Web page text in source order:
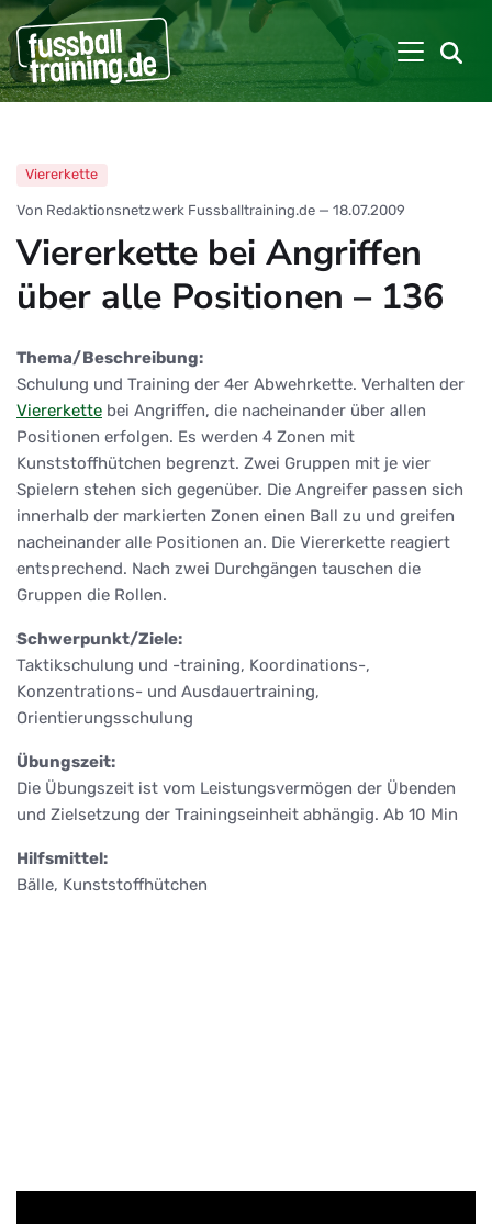
Viererkette
Von Redaktionsnetzwerk Fussballtraining.de — 18.07.2009
Viererkette bei Angriffen
über alle Positionen – 136
Thema/Beschreibung:
Schulung und Training der 4er Abwehrkette. Verhalten der
Viererkette bei Angriffen, die nacheinander über allen
Positionen erfolgen. Es werden 4 Zonen mit
Kunststoffhütchen begrenzt. Zwei Gruppen mit je vier
Spielern stehen sich gegenüber. Die Angreifer passen sich
innerhalb der markierten Zonen einen Ball zu und greifen
nacheinander alle Positionen an. Die Viererkette reagiert
entsprechend. Nach zwei Durchgängen tauschen die
Gruppen die Rollen.
Schwerpunkt/Ziele:
Taktikschulung und -training, Koordinations-,
Konzentrations- und Ausdauertraining,
Orientierungsschulung
Übungszeit:
Die Übungszeit ist vom Leistungsvermögen der Übenden
und Zielsetzung der Trainingseinheit abhängig. Ab 10 Min
Hilfsmittel:
Bälle, Kunststoffhütchen